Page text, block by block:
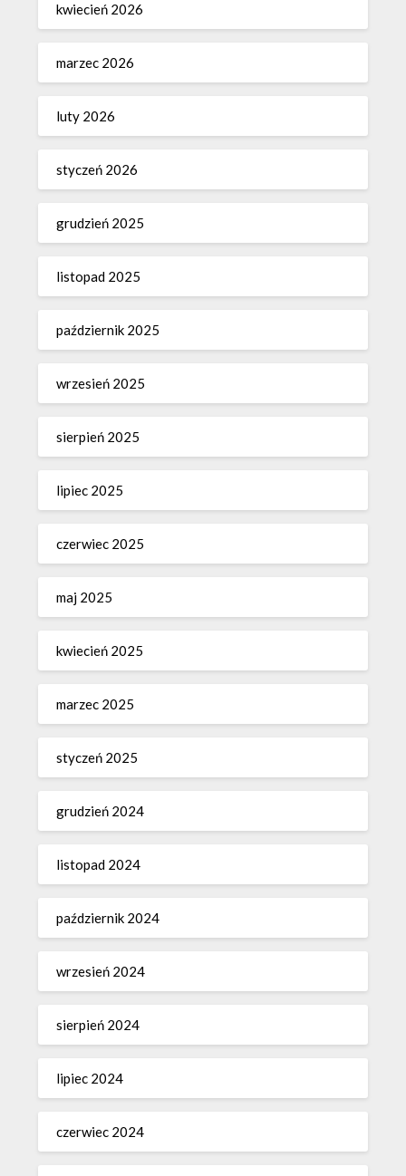
kwiecień 2026
marzec 2026
luty 2026
styczeń 2026
grudzień 2025
listopad 2025
październik 2025
wrzesień 2025
sierpień 2025
lipiec 2025
czerwiec 2025
maj 2025
kwiecień 2025
marzec 2025
styczeń 2025
grudzień 2024
listopad 2024
październik 2024
wrzesień 2024
sierpień 2024
lipiec 2024
czerwiec 2024